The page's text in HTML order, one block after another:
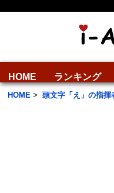
HOME ランキング
HOME > 頭文字「え」の指揮